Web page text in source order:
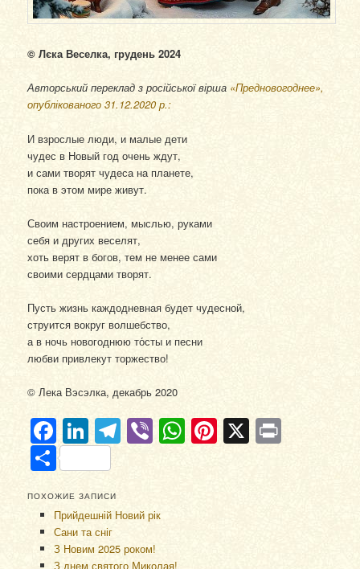
© Лєка Веселка, грудень 2024
Авторський переклад з російської вірша «Предновогоднее»,
опублікованого 31.12.2020 р.:
И взрослые люди, и малые дети
чудес в Новый год очень ждут,
и сами творят чудеса на планете,
пока в этом мире живут.
Своим настроением, мыслью, руками
себя и других веселят,
хоть верят в богов, тем не менее сами
своими сердцами творят.
Пусть жизнь каждодневная будет чудесной,
струится вокруг волшебство,
а в ночь новогоднюю то́сты и песни
любви привлекут торжество!
© Лека Вэсэлка, декабрь 2020
Facebook
LinkedIn
Telegram
ViberWhatsApp
Pinterest
X
Отправить
ПОХОЖИЕ ЗАПИСИ
Прийдешній Новий рік
Сани та сніг
З Новим 2025 роком!
З днем святого Миколая!